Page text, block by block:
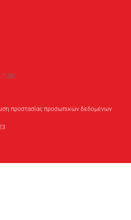
προστασίας προσωπικών δεδομένων